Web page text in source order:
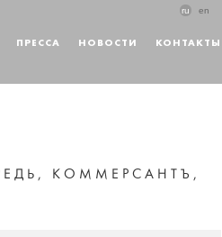
ПРЕССА НОВОСТИ КОНТАКТЫ
ru en
КОММЕРСАНТЪ,